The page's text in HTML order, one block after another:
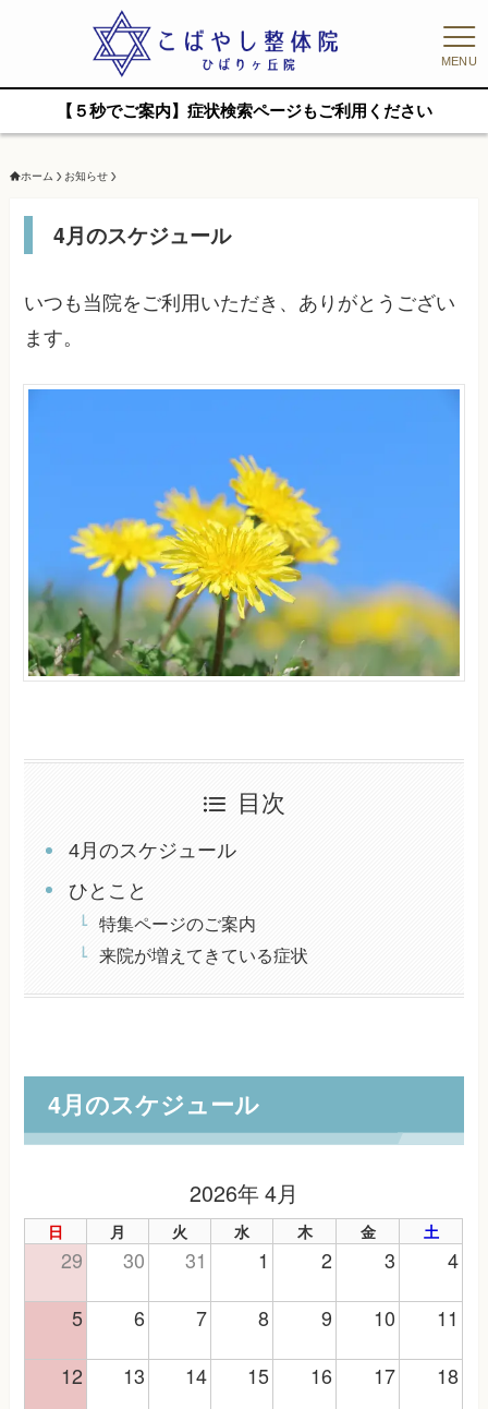
MENU
【５秒でご案内】症状検索ページもご利用ください
ホーム お知らせ
4月のスケジュール
いつも当院をご利用いただき、ありがとうござい
ます。
目次
4月のスケジュール
ひとこと
特集ページのご案内
来院が増えてきている症状
4月のスケジュール
2026年 4月
日 月 火 水 木 金 土
29 30 31 1 2 3 4
5 6 7 8 9 10 11
12 13 14 15 16 17 18